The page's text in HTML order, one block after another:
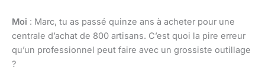
Moi : Marc, tu as passé quinze ans à acheter pour une
centrale d’achat de 800 artisans. C’est quoi la pire erreur
qu’un professionnel peut faire avec un grossiste outillage
?